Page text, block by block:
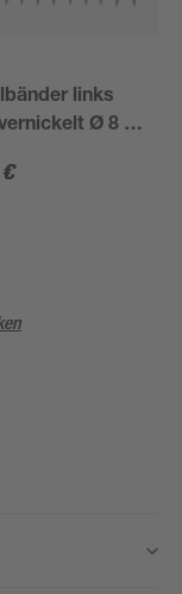
links
Ø 8 x
2 Stück
€